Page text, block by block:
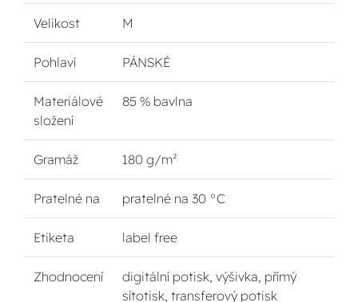
Velikost M
Pohlaví PÁNSKÉ
Materiálové
složení
85 % bavlna
Gramáž 180 g/m²
Pratelné na pratelné na 30 °C
Etiketa label free
Zhodnocení
digitální potisk, výšivka, přímý
sítotisk, transferový potisk